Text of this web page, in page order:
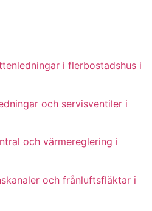
i flerbostadshus i
och servisventiler i
och värmereglering i
och frånluftsfläktar i